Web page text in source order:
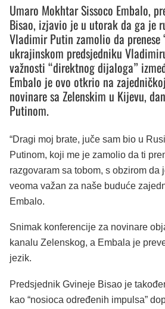
Umaro Mokhtar Sissoco Embalo,
Bisao, izjavio je u utorak da ga je
Vladimir Putin zamolio da prenese
ukrajinskom predsjedniku
važnosti “direktnog dijaloga”
Embalo je ovo otkrio na
novinare sa Zelenskim u Kijevu,
Putinom.
“Dragi moj brate, juče sam bio u
Putinom, koji me je zamolio da ti
razgovaram sa tobom, s obzirom da
veoma važan za naše buduće
Embalo.
Snimak konferencije za novinare
kanalu Zelenskog, a Embala je
jezik.
Predsjednik Gvineje Bisao je
kao “nosioca određenih impulsa”